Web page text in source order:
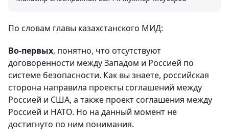
По словам главы казахстанского МИД:
Во-первых, понятно, что отсутствуют
договоренности между Западом и Россией по
системе безопасности. Как вы знаете, российская
сторона направила проекты соглашений между
Россией и США, а также проект соглашения между
Россией и НАТО. Но на данный момент не
достигнуто по ним понимания.